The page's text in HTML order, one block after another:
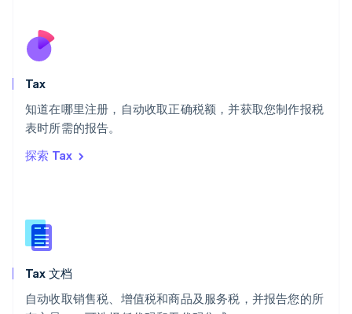
Tax
知道在哪里注册，自动收取正确税额，并获取您制作报税
表时所需的报告。
探索 Tax
Tax 文档
自动收取销售税、增值税和商品及服务税，并报告您的所
English
斯洛伐克
泰国
ไทยEnglish
English
English
新西兰
匈牙利
意大利